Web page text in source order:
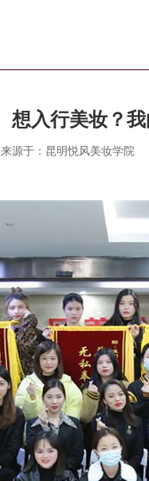
想入行美妆？
来源于：昆明悦风美妆学院